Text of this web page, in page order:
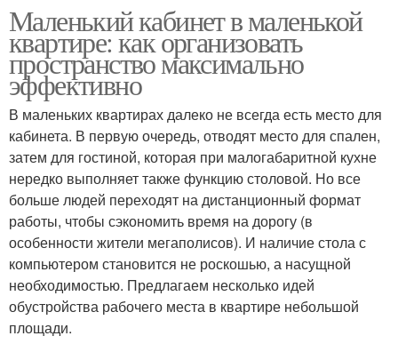
Маленький кабинет в маленькой
квартире: как организовать
пространство максимально
эффективно
В маленьких квартирах далеко не всегда есть место для
кабинета. В первую очередь, отводят место для спален,
затем для гостиной, которая при малогабаритной кухне
нередко выполняет также функцию столовой. Но все
больше людей переходят на дистанционный формат
работы, чтобы сэкономить время на дорогу (в
особенности жители мегаполисов). И наличие стола с
компьютером становится не роскошью, а насущной
необходимостью. Предлагаем несколько идей
обустройства рабочего места в квартире небольшой
площади.